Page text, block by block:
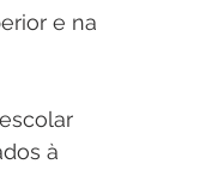
e na
à